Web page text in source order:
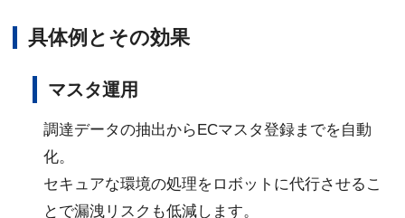
具体例とその効果
マスタ運用
調達データの抽出からECマスタ登録までを自動
化。
セキュアな環境の処理をロボットに代行させるこ
とで漏洩リスクも低減します。